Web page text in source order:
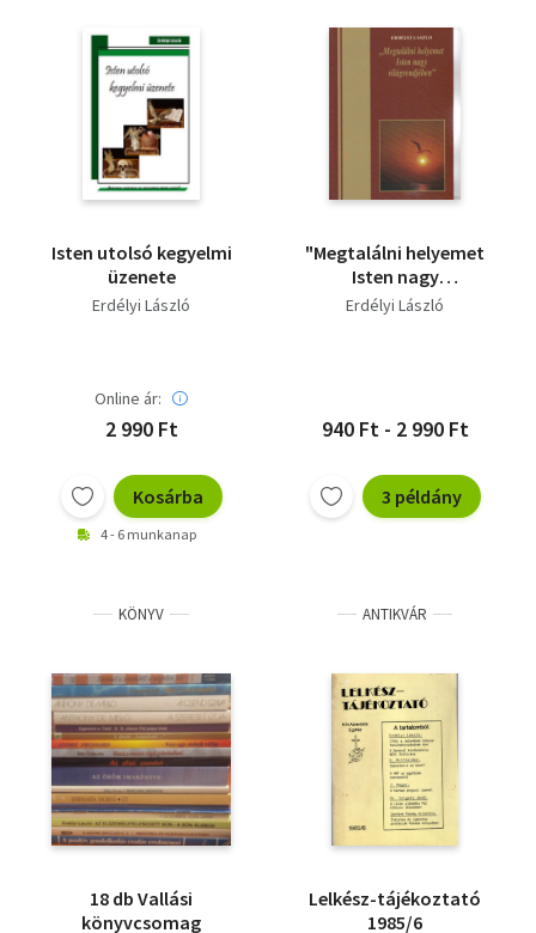
Isten utolsó kegyelmi
üzenete
Erdélyi László
Online ár:
2 990 Ft
Kosárba
4 - 6 munkanap
"Megtalálni helyemet
Isten nagy
világendjében"
Erdélyi László
940 Ft - 2 990 Ft
3 példány
KÖNYV
18 db Vallási
könyvcsomag
ANTIKVÁR
Lelkész-tájékoztató
1985/6